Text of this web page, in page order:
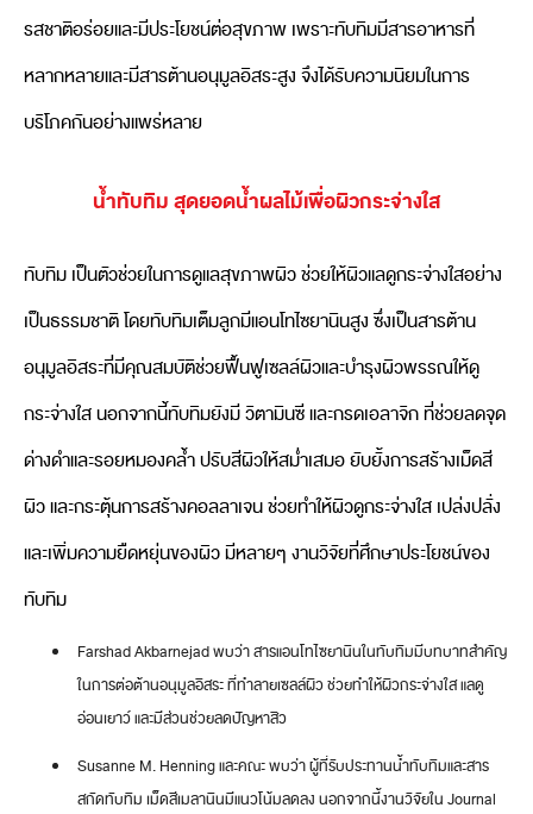
รสชาติอร่อยและมีประโยชน์ต่อสุขภาพ เพราะทับทิมมีสารอาหารที่
หลากหลายและมีสารต้านอนุมูลอิสระสูง จึงได้รับความนิยมในการ
บริโภคกันอย่างแพร่หลาย
น้ำทับทิม สุดยอดน้ำผลไม้เพื่อผิวกระจ่างใส
ทับทิม เป็นตัวช่วยในการดูแลสุขภาพผิว ช่วยให้ผิวแลดูกระจ่างใสอย่าง
เป็นธรรมชาติ โดยทับทิมเต็มลูกมีแอนโทไซยานินสูง ซึ่งเป็นสารต้าน
อนุมูลอิสระที่มีคุณสมบัติช่วยฟื้นฟูเซลล์ผิวและบำรุงผิวพรรณให้ดู
กระจ่างใส นอกจากนี้ทับทิมยังมี วิตามินซี และกรดเอลาจิก ที่ช่วยลดจุด
ด่างดำและรอยหมองคล้ำ ปรับสีผิวให้สม่ำเสมอ ยับยั้งการสร้างเม็ดสี
ผิว และกระตุ้นการสร้างคอลลาเจน ช่วยทำให้ผิวดูกระจ่างใส เปล่งปลั่ง
และเพิ่มความยืดหยุ่นของผิว มีหลายๆ งานวิจัยที่ศึกษาประโยชน์ของ
ทับทิม
Farshad Akbarnejad พบว่า สารแอนโทไซยานินในทับทิมมีบทบาทสำคัญ
ในการต่อต้านอนุมูลอิสระ ที่ทำลายเซลล์ผิว ช่วยทำให้ผิวกระจ่างใส แลดู
อ่อนเยาว์ และมีส่วนช่วยลดปัญหาสิว
Susanne M. Henning และคณะ พบว่า ผู้ที่รับประทานน้ำทับทิมและสาร
สกัดทับทิม เม็ดสีเมลานินมีแนวโน้มลดลง นอกจากนี้งานวิจัยใน Journal